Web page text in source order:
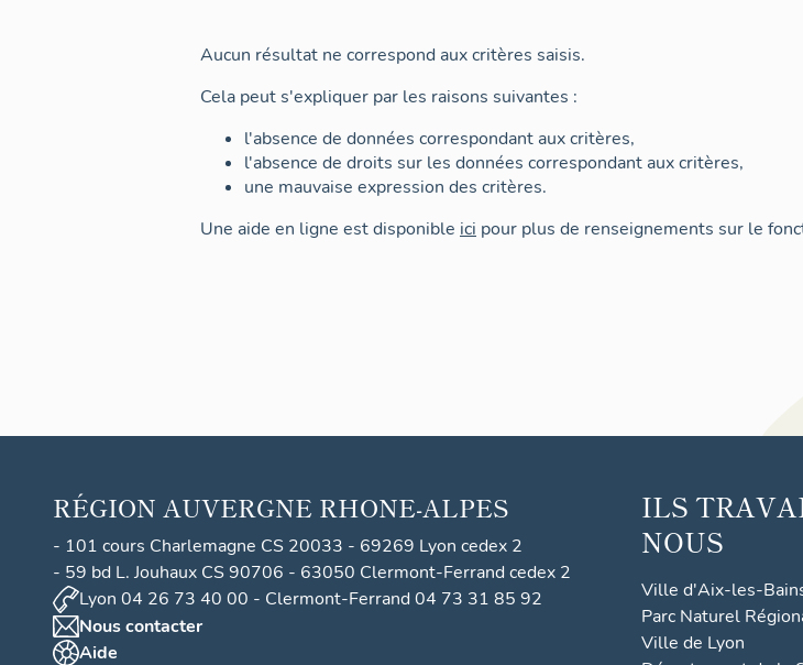
Aucun résultat ne correspond aux critères saisis.
Cela peut s'expliquer par les raisons suivantes :
l'absence de données correspondant aux critères,
l'absence de droits sur les données correspondant aux critères,
une mauvaise expression des critères.
Une aide en ligne est disponible ici pour plus de renseignements sur le
RÉGION AUVERGNE RHONE-ALPES
- 101 cours Charlemagne CS 20033 - 69269 Lyon cedex 2
- 59 bd L. Jouhaux CS 90706 - 63050 Clermont-Ferrand cedex 2
Lyon 04 26 73 40 00 - Clermont-Ferrand 04 73 31 85 92
Nous contacter
Aide
ILS
NOUS
Ville d'Aix-les-
Parc Naturel
Ville de Lyon